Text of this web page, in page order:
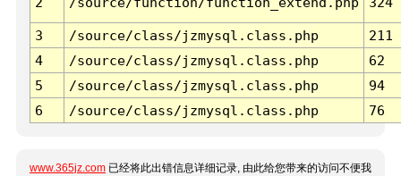
3 /source/class/jzmysql.class.php
211
4
/source/class/jzmysql.class.php
62
5
/source/class/jzmysql.class.php
94
6
/source/class/jzmysql.class.php 76
www.365jz.com 已经将此出错信息详细记录, 由此给您带来的访问不便我